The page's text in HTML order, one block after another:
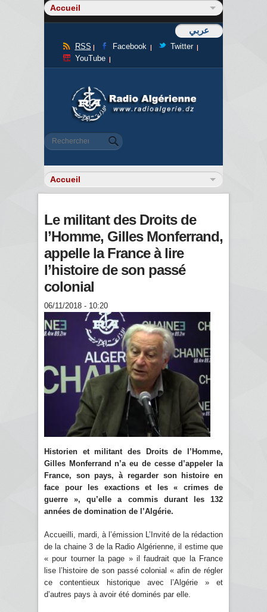
عربي
RSS Facebook
Twitter
YouTube
Formulaire de recherche
Rechercher
Le militant des Droits de
l’Homme, Gilles Monferrand,
appelle la France à lire
l’histoire de son passé
colonial
06/11/2018 - 10:20
Historien et militant des Droits de l’Homme,
Gilles Monferrand n’a eu de cesse d’appeler la
France, son pays, à regarder son histoire en
face pour les exactions et les « crimes de
guerre », qu’elle a commis durant les 132
années de domination de l’Algérie.
Accueilli, mardi, à l’émission L’Invité de la rédaction
de la chaine 3 de la Radio Algérienne, il estime que
« pour tourner la page » il faudrait que la France
lise l’histoire de son passé colonial « afin de régler
ce contentieux historique avec l’Algérie » et
d’autres pays à avoir été dominés par elle.